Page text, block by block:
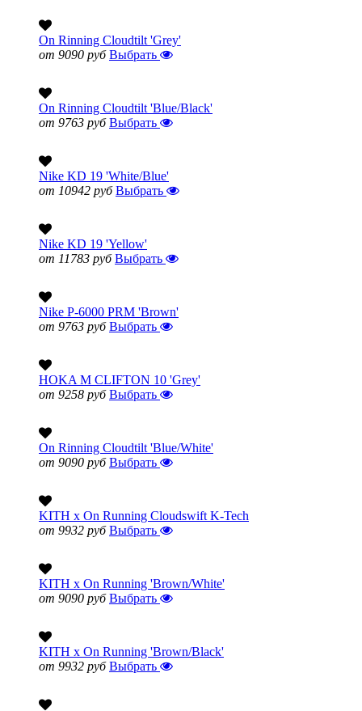
On Rinning Cloudtilt 'Grey'
от 9090 руб Выбрать
On Rinning Cloudtilt 'Blue/Black'
от 9763 руб Выбрать
Nike KD 19 'White/Blue'
от 10942 руб Выбрать
Nike KD 19 'Yellow'
от 11783 руб Выбрать
Nike P-6000 PRM 'Brown'
от 9763 руб Выбрать
HOKA M CLIFTON 10 'Grey'
от 9258 руб Выбрать
On Rinning Cloudtilt 'Blue/White'
от 9090 руб Выбрать
KITH x On Running Cloudswift K-Tech
от 9932 руб Выбрать
KITH x On Running 'Brown/White'
от 9090 руб Выбрать
KITH x On Running 'Brown/Black'
от 9932 руб Выбрать